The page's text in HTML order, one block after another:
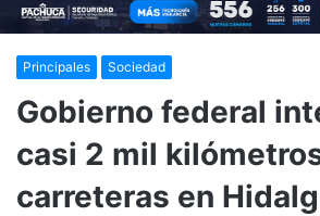
Principales Sociedad
Gobierno federal
casi 2 mil
carreteras en